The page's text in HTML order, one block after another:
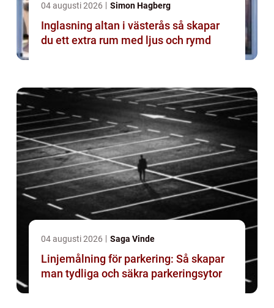
04 augusti 2026 Simon Hagberg
Inglasning altan i västerås så skapar
du ett extra rum med ljus och rymd
04 augusti 2026 Saga Vinde
Linjemålning för parkering: Så skapar
man tydliga och säkra parkeringsytor